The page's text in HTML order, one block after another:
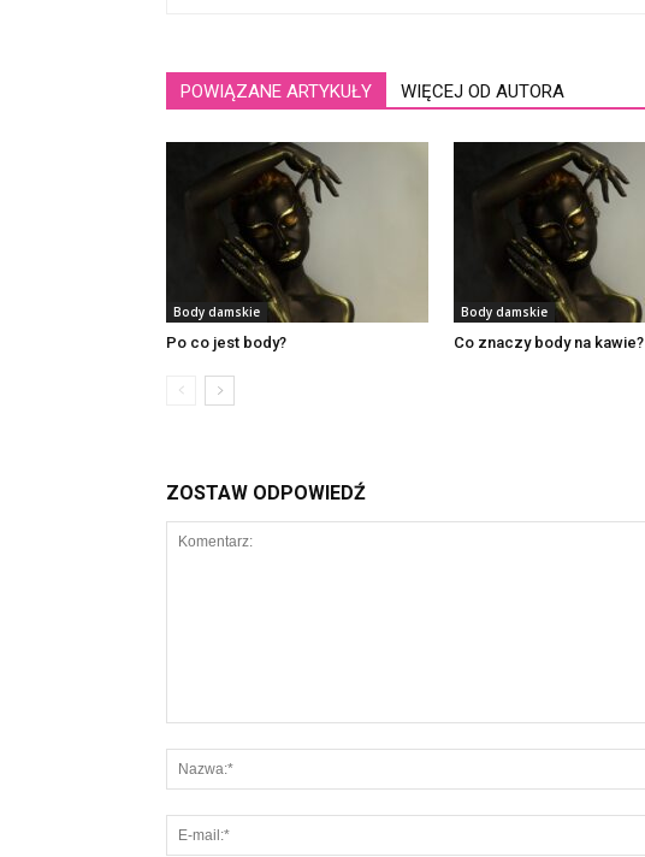
POWIĄZANE ARTYKUŁY WIĘCEJ OD AUTORA
Body damskie
Po co jest body?
Body damskie
Co znaczy body na kawie?
ZOSTAW ODPOWIEDŹ